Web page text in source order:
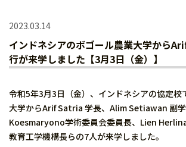
2023.03.14
インドネシアのボゴール農業大学から
行が来学しました【3月3日（金）】
令和5年3月3日（金）、インドネシアの協定校
大学からArif Satria 学長、Alim Setiawan 副
Koesmaryono学術委員会委員長、Lien
教育工学機構長らの7人が来学しました。